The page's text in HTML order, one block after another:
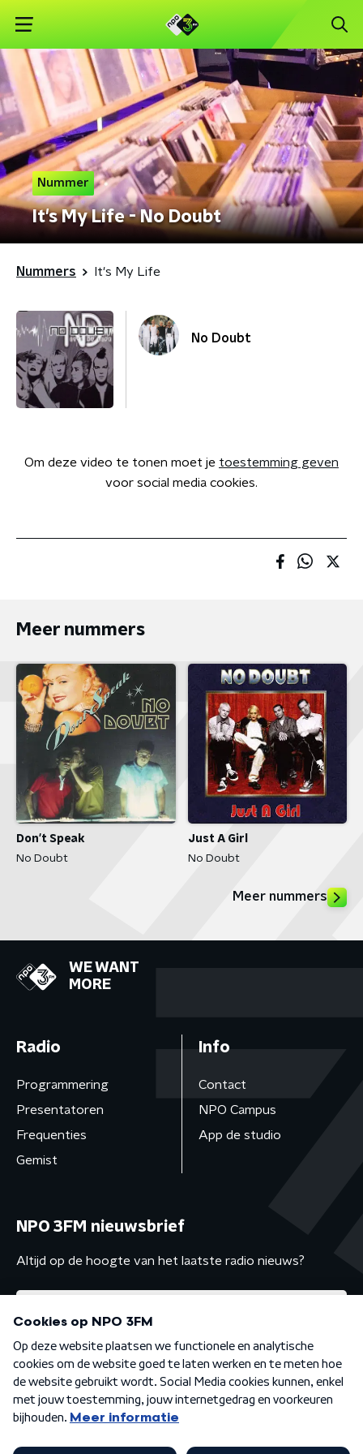
Nummer
It's My Life - No Doubt
Nummers It's My Life
No Doubt
Om deze video te tonen moet je toestemming geven
voor social media cookies.
Meer nummers
Don't Speak
No Doubt
Just A Girl
No Doubt
Meer nummers
WE WANT
MORE
Radio
Programmering
Presentatoren
Frequenties
Gemist
Info
Contact
NPO Campus
App de studio
NPO 3FM nieuwsbrief
Altijd op de hoogte van het laatste radio nieuws?
Algemene voorwaarden Privacybeleid